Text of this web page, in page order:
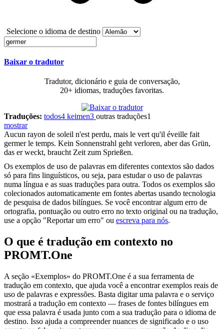
Selecione o idioma de destino
Baixar o tradutor
Tradutor, dicionário e guia de conversação,
20+ idiomas, traduções favoritas.
Traduções: todos4 keimen3 outras traduções1
mostrar
Aucun rayon de soleil n'est perdu, mais le vert qu'il éveille fait
germerle temps. Kein Sonnenstrahl geht verloren, aber das Grün,
das er weckt, braucht Zeit zum Sprießen.
Os exemplos de uso de palavras em diferentes contextos são dados
só para fins linguísticos, ou seja, para estudar o uso de palavras
numa língua e as suas traduções para outra. Todos os exemplos são
colecionados automaticamente em fontes abertas usando tecnologia
de pesquisa de dados bilíngues. Se você encontrar algum erro de
ortografia, pontuação ou outro erro no texto original ou na tradução,
use a opção "Reportar um erro" ou escreva para nós.
O que é tradução em contexto no
PROMT.One
A seção «Exemplos» do PROMT.One é a sua ferramenta de
tradução em contexto, que ajuda você a encontrar exemplos reais de
uso de palavras e expressões. Basta digitar uma palavra e o serviço
mostrará a tradução em contexto — frases de fontes bilíngues em
que essa palavra é usada junto com a sua tradução para o idioma de
destino. Isso ajuda a compreender nuances de significado e o uso